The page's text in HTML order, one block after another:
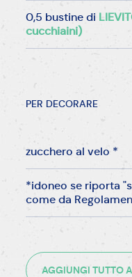
0,5 bustine di
cucchiaini)
PER DECORARE
zucchero al velo *
*idoneo se riporta
come da
AGGIUNGI TUTTO